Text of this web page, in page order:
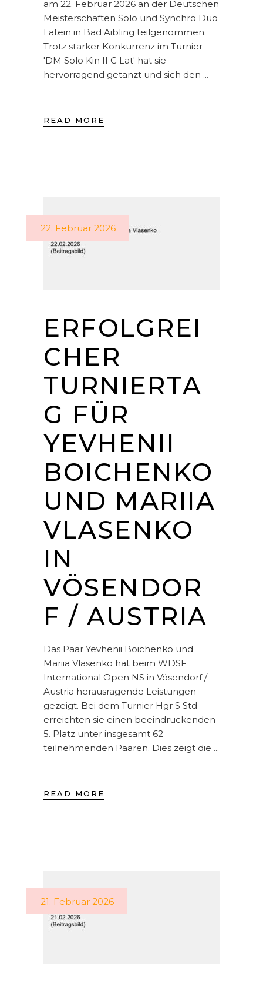
am 22. Februar 2026 an der Deutschen
Meisterschaften Solo und Synchro Duo
Latein in Bad Aibling teilgenommen.
Trotz starker Konkurrenz im Turnier
'DM Solo Kin II C Lat' hat sie
hervorragend getanzt und sich den
READ MORE
22. Februar 2026
ERFOLGREI
CHER
TURNIERTA
G FÜR
YEVHENII
BOICHENKO
UND MARIIA
VLASENKO
IN
VÖSENDOR
F / AUSTRIA
Das Paar Yevhenii Boichenko und
Mariia Vlasenko hat beim WDSF
International Open NS in Vösendorf /
Austria herausragende Leistungen
gezeigt. Bei dem Turnier Hgr S Std
erreichten sie einen beeindruckenden
5. Platz unter insgesamt 62
teilnehmenden Paaren. Dies zeigt die
READ MORE
21. Februar 2026